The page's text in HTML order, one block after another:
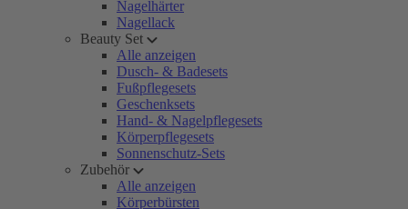
Nagelhärter
Nagellack
Beauty Set
Alle anzeigen
Dusch- & Badesets
Fußpflegesets
Geschenksets
Hand- & Nagelpflegesets
Körperpflegesets
Sonnenschutz-Sets
Zubehör
Alle anzeigen
Körperbürsten